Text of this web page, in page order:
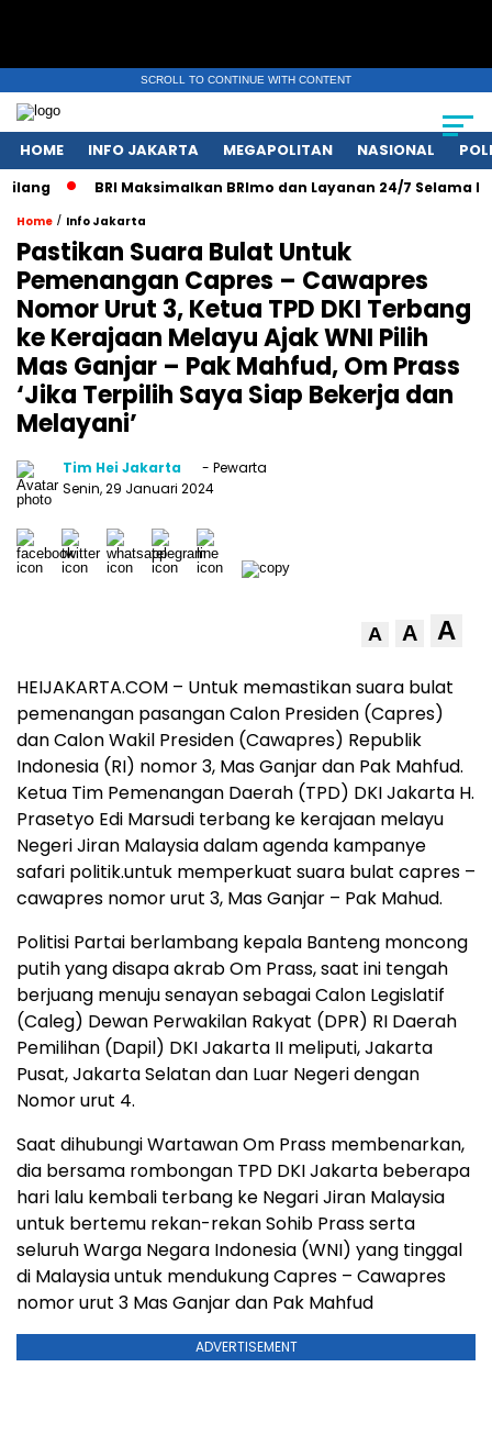
SCROLL TO CONTINUE WITH CONTENT
HOME INFO JAKARTA MEGAPOLITAN NASIONAL
BRI Maksimalkan BRImo dan Layanan 24/7 Selama
Home / Info Jakarta
Pastikan Suara Bulat Untuk
Pemenangan Capres – Cawapres
Nomor Urut 3, Ketua TPD DKI Terbang
ke Kerajaan Melayu Ajak WNI Pilih
Mas Ganjar – Pak Mahfud, Om Prass
‘Jika Terpilih Saya Siap Bekerja dan
Melayani’
Tim Hei Jakarta
- Pewarta
Senin, 29 Januari 2024
A A A
HEIJAKARTA.COM – Untuk memastikan suara bulat
pemenangan pasangan Calon Presiden (Capres)
dan Calon Wakil Presiden (Cawapres) Republik
Indonesia (RI) nomor 3, Mas Ganjar dan Pak Mahfud.
Ketua Tim Pemenangan Daerah (TPD) DKI Jakarta H.
Prasetyo Edi Marsudi terbang ke kerajaan melayu
Negeri Jiran Malaysia dalam agenda kampanye
safari politik.untuk memperkuat suara bulat capres –
cawapres nomor urut 3, Mas Ganjar – Pak Mahud.
Politisi Partai berlambang kepala Banteng moncong
putih yang disapa akrab Om Prass, saat ini tengah
berjuang menuju senayan sebagai Calon Legislatif
(Caleg) Dewan Perwakilan Rakyat (DPR) RI Daerah
Pemilihan (Dapil) DKI Jakarta II meliputi, Jakarta
Pusat, Jakarta Selatan dan Luar Negeri dengan
Nomor urut 4.
Saat dihubungi Wartawan Om Prass membenarkan,
dia bersama rombongan TPD DKI Jakarta beberapa
hari lalu kembali terbang ke Negari Jiran Malaysia
untuk bertemu rekan-rekan Sohib Prass serta
seluruh Warga Negara Indonesia (WNI) yang tinggal
di Malaysia untuk mendukung Capres – Cawapres
nomor urut 3 Mas Ganjar dan Pak Mahfud
ADVERTISEMENT